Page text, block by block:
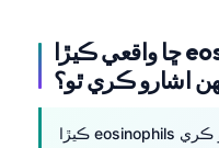
ڇا واقعي ڪيڙا eosinophilia جو سبب بڻجن
اشارو ڪري ٿو؟